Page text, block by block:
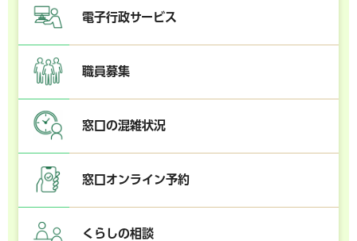
電子行政サービス
職員募集
窓口の混雑状況
窓口オンライン予約
くらしの相談